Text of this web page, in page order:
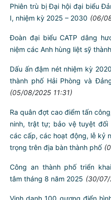
Phiên trù bị Đại hội đại biểu
I, nhiệm kỳ 2025 – 2030 (06/
Đoàn đại biểu CATP dâng
niệm các Anh hùng liệt sỹ
Dấu ấn đậm nét nhiệm kỳ
thành phố Hải Phòng và
(05/08/2025 11:31)
Ra quân đợt cao điểm tấn
ninh, trật tự; bảo vệ tuyệt đối
các cấp, các hoạt động, lễ kỷ
trọng trên địa bàn thành phố
Công an thành phố triển
tâm tháng 8 năm 2025 (30/